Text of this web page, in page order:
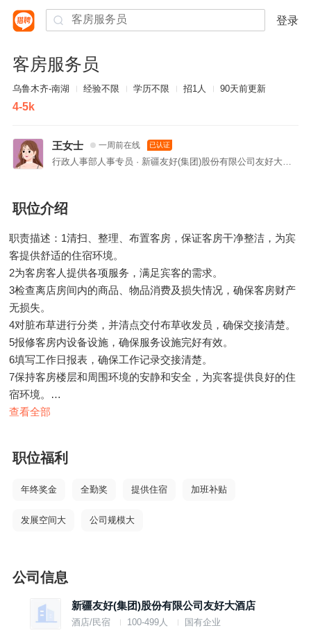
登录
客房服务员
乌鲁木齐-南湖 经验不限 学历不限 招1人 90天前更新
4-5k
王女士 一周前在线 已认证
职位介绍
职责描述：1清扫、整理、布置客房，保证客房干净整洁，为宾
客提供舒适的住宿环境。
2为客房客人提供各项服务，满足宾客的需求。
3检查离店房间内的商品、物品消费及损失情况，确保客房财产
无损失。
4对脏布草进行分类，并清点交付布草收发员，确保交接清楚。
5报修客房内设备设施，确保服务设施完好有效。
6填写工作日报表，确保工作记录交接清楚。
7保持客房楼层和周围环境的安静和安全，为宾客提供良好的住
宿环境。
任职要求：45周岁以下，吃苦耐劳。
查看全部
职位福利
年终奖金 全勤奖 提供住宿 加班补贴
发展空间大 公司规模大
公司信息
新疆友好(集团)股份有限公司友好大酒店
酒店/民宿 100-499人 国有企业